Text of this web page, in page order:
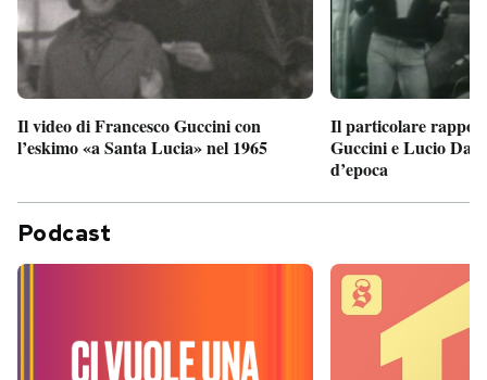
Il video di Francesco Guccini con
l’eskimo «a Santa Lucia» nel 1965
Il particolare
Guccini e Lucio
d’epoca
Podcast